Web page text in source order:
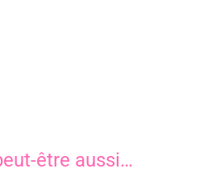
être aussi…